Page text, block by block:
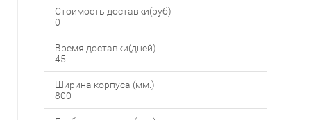
Стоимость доставки(руб)
0
Время доставки(дней)
45
Ширина корпуса (мм.)
800